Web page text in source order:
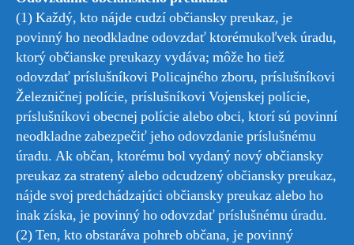
(1) Každý, kto nájde cudzí občiansky preukaz, je
povinný ho neodkladne odovzdať ktorémukoľvek úradu,
ktorý občianske preukazy vydáva; môže ho tiež
odovzdať príslušníkovi Policajného zboru, príslušníkovi
Železničnej polície, príslušníkovi Vojenskej polície,
príslušníkovi obecnej polície alebo obci, ktorí sú povinní
neodkladne zabezpečiť jeho odovzdanie príslušnému
úradu. Ak občan, ktorému bol vydaný nový občiansky
preukaz za stratený alebo odcudzený občiansky preukaz,
nájde svoj predchádzajúci občiansky preukaz alebo ho
inak získa, je povinný ho odovzdať príslušnému úradu.
(2) Ten, kto obstaráva pohreb občana, je povinný